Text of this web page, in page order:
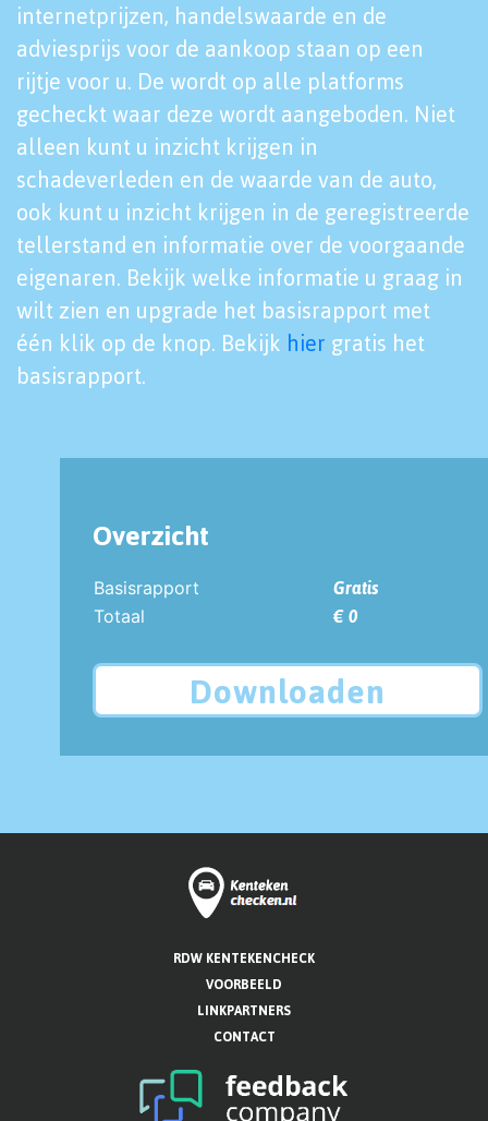
internetprijzen, handelswaarde en de
adviesprijs voor de aankoop staan op een
rijtje voor u. De wordt op alle platforms
gecheckt waar deze wordt aangeboden. Niet
alleen kunt u inzicht krijgen in
schadeverleden en de waarde van de auto,
ook kunt u inzicht krijgen in de geregistreerde
tellerstand en informatie over de voorgaande
eigenaren. Bekijk welke informatie u graag in
wilt zien en upgrade het basisrapport met
één klik op de knop. Bekijk hier gratis het
basisrapport.
Overzicht
Basisrapport
Gratis
Totaal
€ 0
Downloaden
RDW KENTEKENCHECK
VOORBEELD
LINKPARTNERS
CONTACT